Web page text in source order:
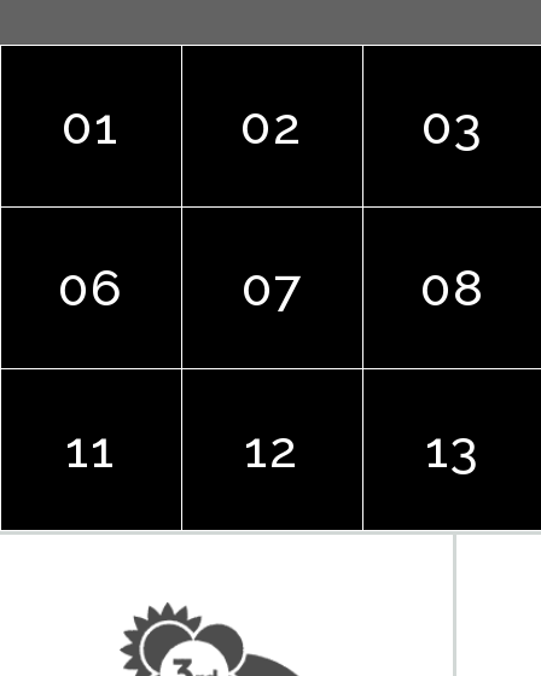
01 02 03
06 07 08
11 12 13